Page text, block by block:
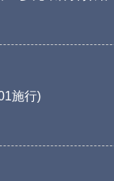
施行)